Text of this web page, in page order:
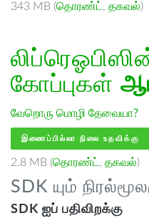
343 MB (தொரண்ட் , தகவல்)
கோப்புகள்
வேறொரு மொழி தேவையா?
இணைப்பில்லா நிலை உதவிக்கு
2.8 MB (தொரண்ட் , தகவல்)
SDK யும்
SDK ஐப் பதிவிறக்கு